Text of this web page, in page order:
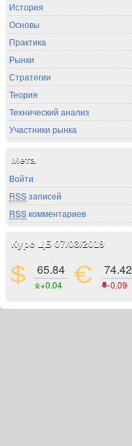
История
Основы
Практика
Рынки
Стратегии
Теория
Технический анализ
Участники рынка
Мета
Войти
RSSзаписей
RSSкомментариев
Курс ЦБ 07/03/2019
65.84
+0.04
74.42
-0.09